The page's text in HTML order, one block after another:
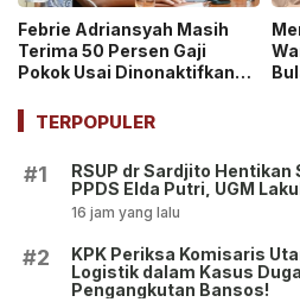
Febrie Adriansyah Masih
Terima 50 Persen Gaji
Pokok Usai Dinonaktifkan
ASN Dihentikan!
TERPOPULER
#1
RSUP dr Sardjito
PPDS Elda Putri, UGM
16 jam yang lalu
#2
KPK Periksa Komisaris
Logistik dalam Kasus
Pengangkutan Bansos!